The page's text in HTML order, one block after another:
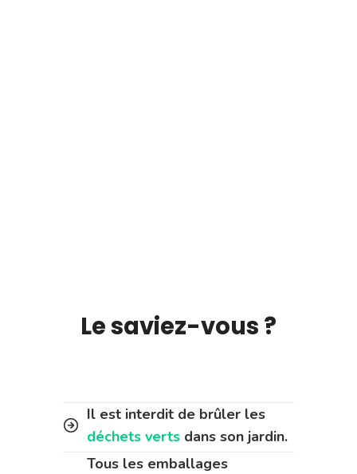
Le saviez-vous ?
Il est interdit de brûler les
déchets verts dans son jardin.
Tous les emballages